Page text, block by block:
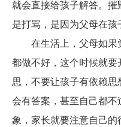
投资者关系
就会直接给孩子解答。
是打骂，是因为父母在孩
在生活上，父母如果
都做不好，这个时候就
思，不要让孩子有依赖
会有答案，甚至自己都
象，家长就要注意自己的